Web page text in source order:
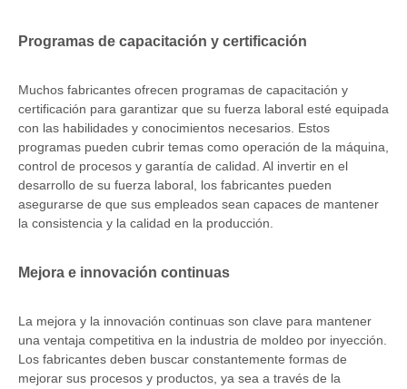
Programas de capacitación y certificación
Muchos fabricantes ofrecen programas de capacitación y
certificación para garantizar que su fuerza laboral esté equipada
con las habilidades y conocimientos necesarios. Estos
programas pueden cubrir temas como operación de la máquina,
control de procesos y garantía de calidad. Al invertir en el
desarrollo de su fuerza laboral, los fabricantes pueden
asegurarse de que sus empleados sean capaces de mantener
la consistencia y la calidad en la producción.
Mejora e innovación continuas
La mejora y la innovación continuas son clave para mantener
una ventaja competitiva en la industria de moldeo por inyección.
Los fabricantes deben buscar constantemente formas de
mejorar sus procesos y productos, ya sea a través de la